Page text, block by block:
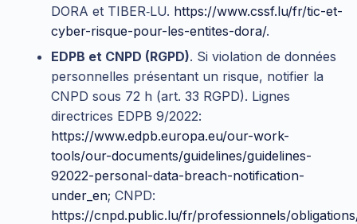
DORA et TIBER‑LU. https://www.cssf.lu/fr/tic-et-
cyber-risque-pour-les-entites-dora/.
EDPB et CNPD (RGPD). Si violation de données
personnelles présentant un risque, notifier la
CNPD sous 72 h (art. 33 RGPD). Lignes
directrices EDPB 9/2022:
https://www.edpb.europa.eu/our-work-
tools/our-documents/guidelines/guidelines-
92022-personal-data-breach-notification-
under_en; CNPD:
https://cnpd.public.lu/fr/professionnels/